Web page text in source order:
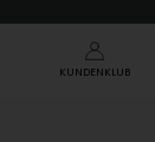
KUNDENKLUB